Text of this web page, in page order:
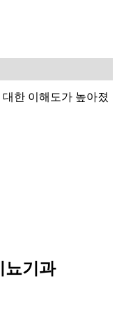
한 이해도가 높아졌
뇨기과